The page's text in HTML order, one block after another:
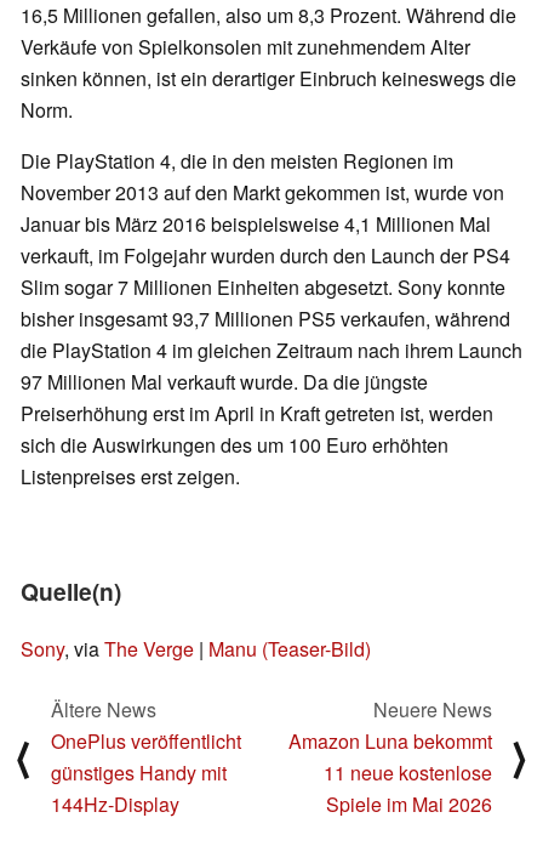
16,5 Millionen gefallen, also um 8,3 Prozent. Während die
Verkäufe von Spielkonsolen mit zunehmendem Alter
sinken können, ist ein derartiger Einbruch keineswegs die
Norm.
Die PlayStation 4, die in den meisten Regionen im
November 2013 auf den Markt gekommen ist, wurde von
Januar bis März 2016 beispielsweise 4,1 Millionen Mal
verkauft, im Folgejahr wurden durch den Launch der PS4
Slim sogar 7 Millionen Einheiten abgesetzt. Sony konnte
bisher insgesamt 93,7 Millionen PS5 verkaufen, während
die PlayStation 4 im gleichen Zeitraum nach ihrem Launch
97 Millionen Mal verkauft wurde. Da die jüngste
Preiserhöhung erst im April in Kraft getreten ist, werden
sich die Auswirkungen des um 100 Euro erhöhten
Listenpreises erst zeigen.
Quelle(n)
Sony, viaThe Verge | Manu (Teaser-Bild)
⟨
Ältere News
OnePlus veröffentlicht
günstiges Handy mit
144Hz-Display
Neuere News
Amazon Luna bekommt
11 neue kostenlose
Spiele im Mai 2026
⟩